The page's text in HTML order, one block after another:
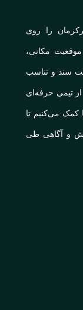
را روی
مکانی،
سند و تناسب
از تیمی حرفه‌ای
کمک می‌کنیم تا
و آگاهی طی